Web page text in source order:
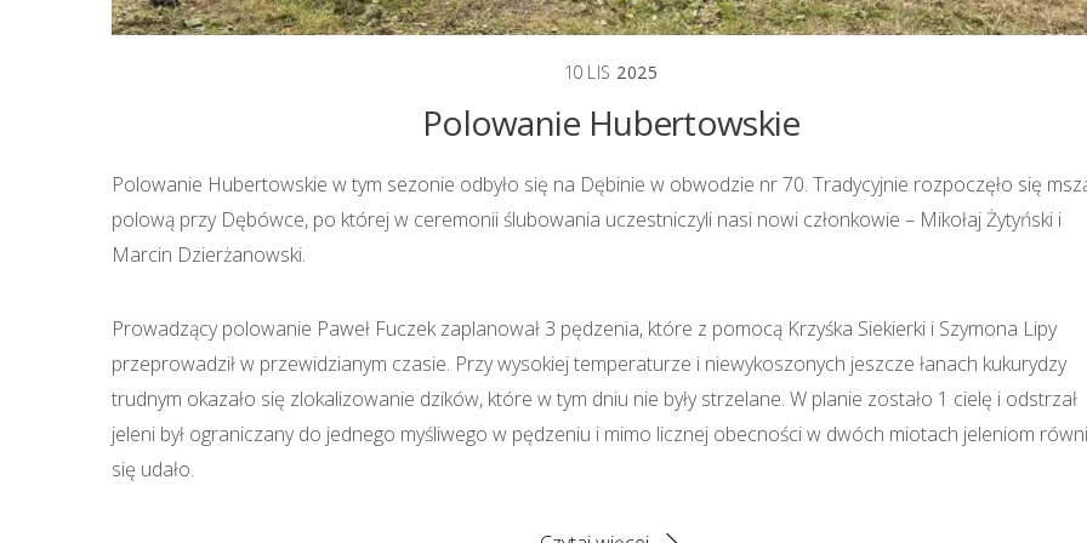
10 LIS 2025
Polowanie Hubertowskie
Polowanie Hubertowskie w tym sezonie odbyło się na Dębinie w obwodzie nr 70. Tradycyjnie rozpoczęło się
polową przy Dębówce, po której w ceremonii ślubowania uczestniczyli nasi nowi członkowie – Mikołaj Żytyński i
Marcin Dzierżanowski.
Prowadzący polowanie Paweł Fuczek zaplanował 3 pędzenia, które z pomocą Krzyśka Siekierki i Szymona Lipy
przeprowadził w przewidzianym czasie. Przy wysokiej temperaturze i niewykoszonych jeszcze łanach kukurydzy
trudnym okazało się zlokalizowanie dzików, które w tym dniu nie były strzelane. W planie zostało 1 cielę i odstrzał
jeleni był ograniczany do jednego myśliwego w pędzeniu i mimo licznej obecności w dwóch miotach jeleniom
się udało.